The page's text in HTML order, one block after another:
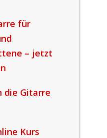
für
– jetzt
die Gitarre
Kurs